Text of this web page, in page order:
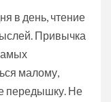
в день, чтение
Привычка
малому,
передышку. Не